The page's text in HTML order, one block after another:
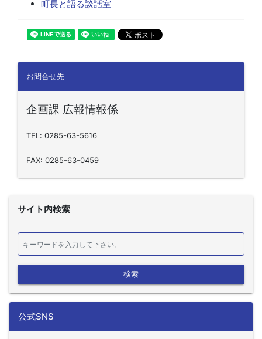
町長と語る談話室
お問合せ先
企画課 広報情報係
TEL: 0285-63-5616
FAX: 0285-63-0459
サイト内検索
検索
公式SNS